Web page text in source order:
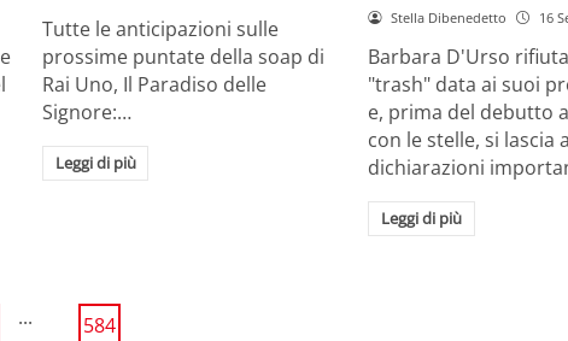
Tutte le anticipazioni sulle
prossime puntate della soap di
Rai Uno, Il Paradiso delle
Signore:…
Leggi di più
Stella Dibenedetto 16
Barbara D'Urso
"trash" data ai suoi
e, prima del debutto
con le stelle, si lascia
dichiarazioni
Leggi di più
... 584